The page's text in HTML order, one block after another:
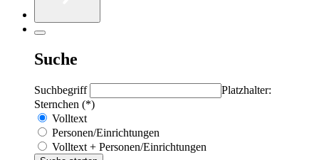
Suche
Suchbegriff
Platzhalter:
Sternchen (*)
Volltext
Personen/Einrichtungen
Volltext + Personen/Einrichtungen